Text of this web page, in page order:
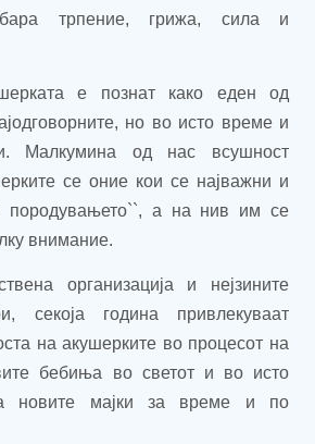
трпение, грижа, сила и
е познат како еден од
но во исто време и
Малкумина од нас всушност
се оние кои се најважни и
породувањето``, а на нив им се
внимание.
организација и нејзините
секоја година привлекуваат
на акушерките во процесот на
бебиња во светот и во исто
новите мајки за време и по